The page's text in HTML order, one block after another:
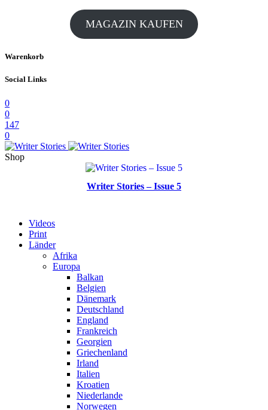
MAGAZIN KAUFEN
Warenkorb
Social Links
0
0
147
0
Shop
Writer Stories – Issue 5
Videos
Print
Länder
Afrika
Europa
Balkan
Belgien
Dänemark
Deutschland
England
Frankreich
Georgien
Griechenland
Irland
Italien
Kroatien
Niederlande
Norwegen